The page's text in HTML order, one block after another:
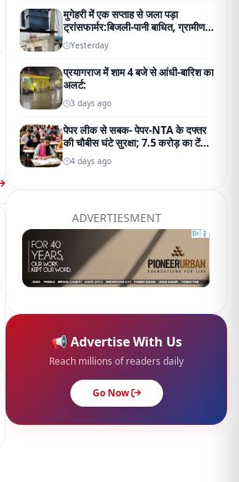
मुगेहरी में एक सप्ताह से जला पड़ा
ट्रांसफार्मर:बिजली-पानी बाधित, ग्रामीण
परेशान; शिकायत के बाद भी नहीं बदला
Yesterday
प्रयागराज में शाम 4 बजे से आंधी-बारिश का
अलर्ट:
3 days ago
पेपर लीक से सबक- पेपर-NTA के दफ्तर
की चौबीस घंटे सुरक्षा; 7.5 करोड़ का टेंडर
जारी4 days ago
ADVERTIESMENT
📢 Advertise With Us
Reach millions of readers daily
Go Now